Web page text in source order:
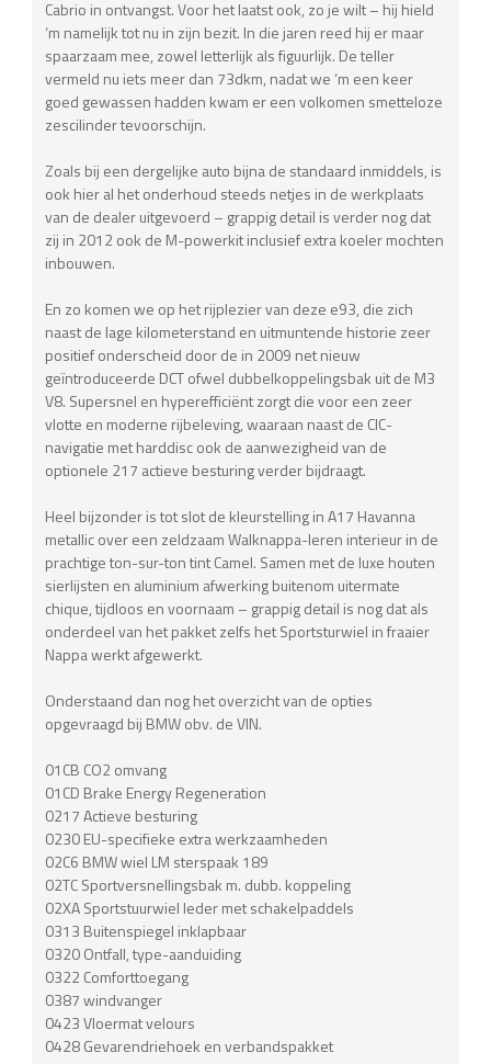
Cabrio in ontvangst. Voor het laatst ook, zo je wilt – hij hield
‘m namelijk tot nu in zijn bezit. In die jaren reed hij er maar
spaarzaam mee, zowel letterlijk als figuurlijk. De teller
vermeld nu iets meer dan 73dkm, nadat we ‘m een keer
goed gewassen hadden kwam er een volkomen smetteloze
zescilinder tevoorschijn.
Zoals bij een dergelijke auto bijna de standaard inmiddels, is
ook hier al het onderhoud steeds netjes in de werkplaats
van de dealer uitgevoerd – grappig detail is verder nog dat
zij in 2012 ook de M-powerkit inclusief extra koeler mochten
inbouwen.
En zo komen we op het rijplezier van deze e93, die zich
naast de lage kilometerstand en uitmuntende historie zeer
positief onderscheid door de in 2009 net nieuw
geïntroduceerde DCT ofwel dubbelkoppelingsbak uit de M3
V8. Supersnel en hyperefficiënt zorgt die voor een zeer
vlotte en moderne rijbeleving, waaraan naast de CIC-
navigatie met harddisc ook de aanwezigheid van de
optionele 217 actieve besturing verder bijdraagt.
Heel bijzonder is tot slot de kleurstelling in A17 Havanna
metallic over een zeldzaam Walknappa-leren interieur in de
prachtige ton-sur-ton tint Camel. Samen met de luxe houten
sierlijsten en aluminium afwerking buitenom uitermate
chique, tijdloos en voornaam – grappig detail is nog dat als
onderdeel van het pakket zelfs het Sportsturwiel in fraaier
Nappa werkt afgewerkt.
Onderstaand dan nog het overzicht van de opties
opgevraagd bij BMW obv. de VIN.
01CB CO2 omvang
01CD Brake Energy Regeneration
0217 Actieve besturing
0230 EU-specifieke extra werkzaamheden
02C6 BMW wiel LM sterspaak 189
02TC Sportversnellingsbak m. dubb. koppeling
02XA Sportstuurwiel leder met schakelpaddels
0313 Buitenspiegel inklapbaar
0320 Ontfall, type-aanduiding
0322 Comforttoegang
0387 windvanger
0423 Vloermat velours
0428 Gevarendriehoek en verbandspakket